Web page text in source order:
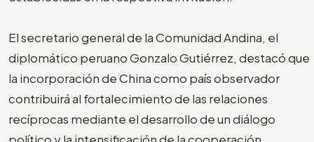
El secretario general de la Comunidad Andina, el
diplomático peruano Gonzalo Gutiérrez, destacó que
la incorporación de China como país observador
contribuirá al fortalecimiento de las relaciones
recíprocas mediante el desarrollo de un diálogo